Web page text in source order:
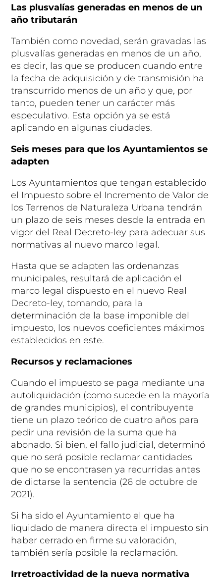
Las plusvalías generadas en menos de un
año tributarán
También como novedad, serán gravadas las
plusvalías generadas en menos de un año,
es decir, las que se producen cuando entre
la fecha de adquisición y de transmisión ha
transcurrido menos de un año y que, por
tanto, pueden tener un carácter más
especulativo. Esta opción ya se está
aplicando en algunas ciudades.
Seis meses para que los Ayuntamientos se
adapten
Los Ayuntamientos que tengan establecido
el Impuesto sobre el Incremento de Valor de
los Terrenos de Naturaleza Urbana tendrán
un plazo de seis meses desde la entrada en
vigor del Real Decreto-ley para adecuar sus
normativas al nuevo marco legal.
Hasta que se adapten las ordenanzas
municipales, resultará de aplicación el
marco legal dispuesto en el nuevo Real
Decreto-ley, tomando, para la
determinación de la base imponible del
impuesto, los nuevos coeficientes máximos
establecidos en este.
Recursos y reclamaciones
Cuando el impuesto se paga mediante una
autoliquidación (como sucede en la mayoría
de grandes municipios), el contribuyente
tiene un plazo teórico de cuatro años para
pedir una revisión de la suma que ha
abonado. Si bien, el fallo judicial, determinó
que no será posible reclamar cantidades
que no se encontrasen ya recurridas antes
de dictarse la sentencia (26 de octubre de
2021).
Si ha sido el Ayuntamiento el que ha
liquidado de manera directa el impuesto sin
haber cerrado en firme su valoración,
también sería posible la reclamación.
Irretroactividad de la nueva normativa